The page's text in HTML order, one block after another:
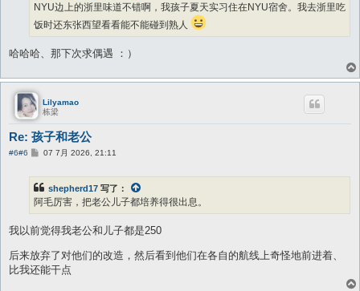
NYU边上的浙里味道不错啊，我孩子夏天实习住在NYU宿舍。我去浙里吃
饭时还东张西望看看能不能碰到熟人
哈哈哈、那下次求偶遇 ：）
Lilyamao
栋梁
Re: 孩子和老公
#6#6
帖
07 7月 2026, 21:11
shepherd17 写了：
阿毛厉害，把老公儿子都培养得很出息。
我以前觉得我老公和儿子都是250
后来放弃了对他们的改造，然后看到他们在各自的航线上奇怪地前进着、
比我还能干点